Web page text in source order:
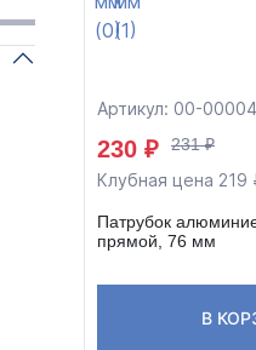
Артикул: 00-
230 ₽ 231 ₽
Клубная цена 219
Патрубок
прямой, 76 мм
В